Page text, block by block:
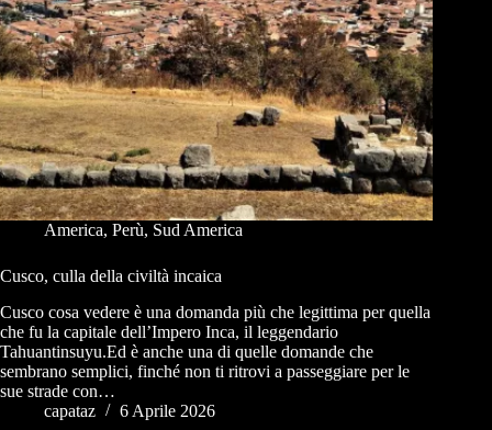
America, Perù, Sud America
Cusco, culla della civiltà incaica
Cusco cosa vedere è una domanda più che legittima per quella
che fu la capitale dell’Impero Inca, il leggendario
Tahuantinsuyu.Ed è anche una di quelle domande che
sembrano semplici, finché non ti ritrovi a passeggiare per le
sue strade con…
capataz
6 Aprile 2026